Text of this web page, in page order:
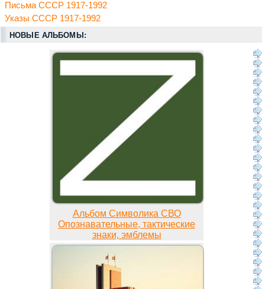
Письма СССР 1917-1992
Указы СССР 1917-1992
НОВЫЕ АЛЬБОМЫ:
Альбом Символика СВО
Опознавательные, тактические
знаки, эмблемы